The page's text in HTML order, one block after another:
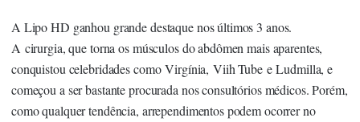
A Lipo HD ganhou grande destaque nos últimos 3 anos.
A cirurgia, que torna os músculos do abdômen mais aparentes,
conquistou celebridades como Virgínia, Viih Tube e Ludmilla, e
começou a ser bastante procurada nos consultórios médicos. Porém,
como qualquer tendência, arrependimentos podem ocorrer no